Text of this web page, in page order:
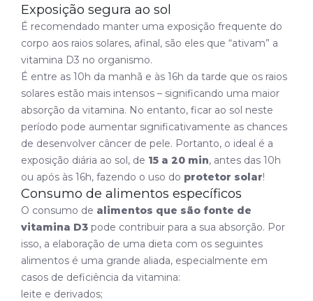
Exposição segura ao sol
É recomendado manter uma exposição frequente do
corpo aos raios solares, afinal, são eles que “ativam” a
vitamina D3 no organismo.
É entre as 10h da manhã e às 16h da tarde que os raios
solares estão mais intensos – significando uma maior
absorção da vitamina. No entanto, ficar ao sol neste
período pode aumentar significativamente as chances
de desenvolver câncer de pele. Portanto, o ideal é a
exposição diária ao sol, de 15 a 20 min, antes das 10h
ou após às 16h, fazendo o uso do protetor solar!
Consumo de alimentos específicos
O consumo de alimentos que são fonte de
vitamina D3 pode contribuir para a sua absorção. Por
isso, a elaboração de uma dieta com os seguintes
alimentos é uma grande aliada, especialmente em
casos de deficiência da vitamina:
leite e derivados;